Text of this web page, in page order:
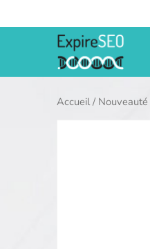
au
Accueil/ Nouveauté